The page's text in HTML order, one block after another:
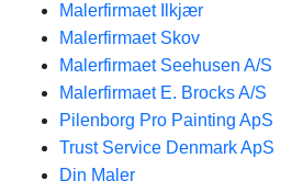
Malerfirmaet Ilkjær
Malerfirmaet Skov
Malerfirmaet Seehusen A/S
Malerfirmaet E. Brocks A/S
Pilenborg Pro Painting ApS
Trust Service Denmark ApS
Din Maler